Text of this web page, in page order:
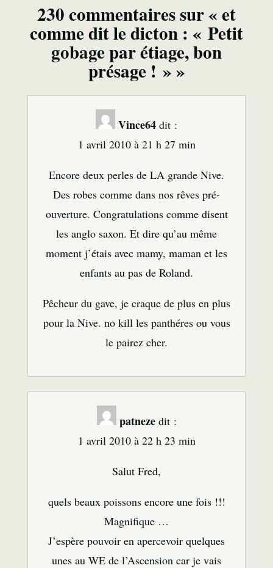
230 commentaires sur « et
comme dit le dicton : « Petit
gobage par étiage, bon
présage ! » »
Vince64 dit :
1 avril 2010 à 21 h 27 min
Encore deux perles de LA grande Nive.
Des robes comme dans nos rêves pré-
ouverture. Congratulations comme disent
les anglo saxon. Et dire qu’au même
moment j’étais avec mamy, maman et les
enfants au pas de Roland.
Pêcheur du gave, je craque de plus en plus
pour la Nive. no kill les panthéres ou vous
le pairez cher.
patneze dit :
1 avril 2010 à 22 h 23 min
Salut Fred,
quels beaux poissons encore une fois !!!
Magnifique …
J’espère pouvoir en apercevoir quelques
unes au WE de l’Ascension car je vais